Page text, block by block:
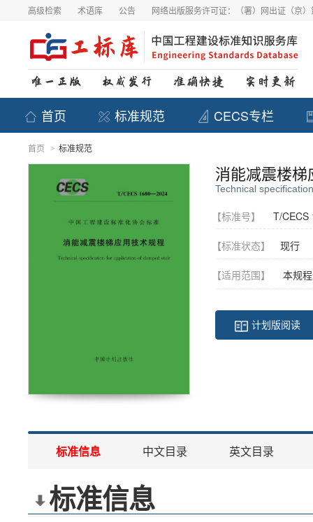
高级检索 术语库 公告 网络出版服务许可证：（署）网出证（京
首页 标准规范 CECS专栏
首页 > 标准规范
消能减震楼
Technical
【标准号】 T/CECS
【标准状态】 现行
【适用范围】 本规
计划版阅读
标准信息 中文目录 英文目录
标准信息